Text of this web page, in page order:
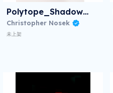
Polytope_Shadow_VII
Christopher Nosek
未上架